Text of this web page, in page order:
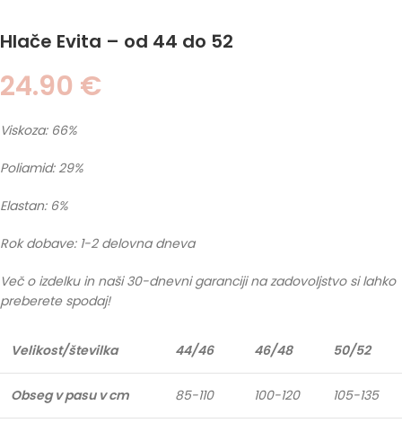
Hlače Evita – od 44 do 52
24.90 €
Viskoza: 66%
Poliamid: 29%
Elastan: 6%
Rok dobave: 1-2 delovna dneva
Več o izdelku in naši 30-dnevni garanciji na zadovoljstvo si lahko
preberete spodaj!
Velikost/številka 44/46 46/48 50/52
Obseg v pasu v cm 85-110 100-120 105-135